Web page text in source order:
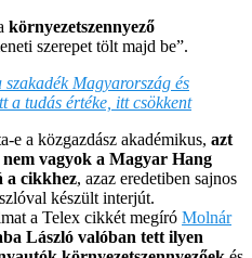
környezetszennyező
szerepet tölt majd be”.
Magyarország és
a tudás értéke, itt csökkent
e a közgazdász akadémikus, azt
vagyok a Magyar Hang
a cikkhez, azaz eredetiben sajnos
készült interjút.
a Telex cikkét megíró Molnár
László valóban tett ilyen